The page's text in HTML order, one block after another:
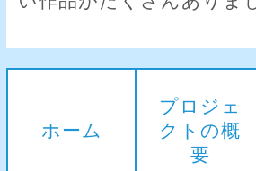
ホーム
プロジェ
クトの概
要